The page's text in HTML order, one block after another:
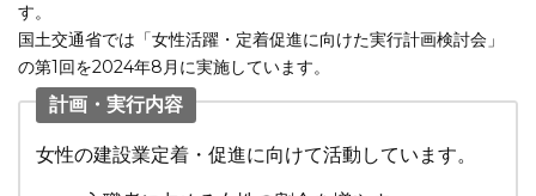
す。
国土交通省では「女性活躍・定着促進に向けた実行計画検討会」
の第1回を2024年8月に実施しています。
計画・実行内容
女性の建設業定着・促進に向けて活動しています。